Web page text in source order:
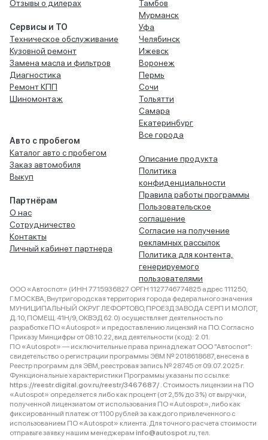
Отзывы о дилерах
Сервисы и ТО
Техническое обслуживание
Кузовной ремонт
Замена масла и фильтров
Диагностика
Ремонт КПП
Шиномонтаж
Авто с пробегом
Каталог авто с пробегом
Заказ автомобиля
Выкуп
Партнёрам
О нас
Сотрудничество
Контакты
Личный кабинет партнера
Тамбов
Мурманск
Уфа
Челябинск
Ижевск
Воронеж
Пермь
Сочи
Тольятти
Самара
Екатеринбург
Все города
Описание продукта
Политика
конфиденциальности
Правила работы программы
Пользовательское
соглашение
Согласие на получение
рекламных рассылок
Политика для контента,
генерируемого
пользователями
ООО «Автоспот» (ИНН 7715936827 ОРГН 1127746774825 адрес 111250,
Г.МОСКВА, Внутригородская территория города федерального значения
МУНИЦИПАЛЬНЫЙ ОКРУГ ЛЕФОРТОВО, ПРОЕЗД ЗАВОДА СЕРП И МОЛОТ,
Д. 10, ПОМЕЩ. 41Н/9, ОКВЭД 62.0) осуществляет деятельность по
разработке ПО «Autospot» и предоставлению лицензий на ПО. Согласно
Приказу Минцифры от 08.10.22, вид деятельности (код): 2.01.
ПО «Autospot» — исключительные права принадлежат ООО "Автоспот":
свидетельство о регистрации программы ЭВМ № 2018618687, внесена в
Реестр программ для ЭВМ, реестровая запись № 28745 от 09.07.2025 г.
Функциональные характеристики Программы указаны по ссылке:
https://reestr.digital.gov.ru/reestr/3467687/ . Стоимость лицензии на ПО
«Autospot» определяется либо как процент (от 2,5% до 3%) от выручки,
полученной лицензиатом от использования ПО «Autospot», либо как
фиксированный платеж от 1100 рублей за каждого привлеченного с
использованием ПО «Autospot» клиента. Для точного расчета стоимости
отправьте заявку нашим менеджерам info@autospot.ru, тел.